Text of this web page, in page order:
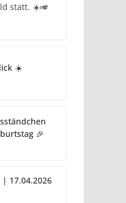
statt. ☀️🎺
☀️
🎉
17.04.2026